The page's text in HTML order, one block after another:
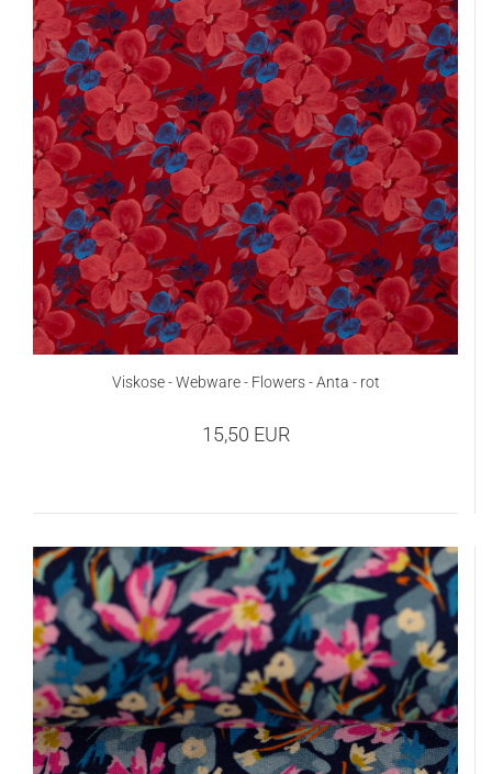
Viskose - Webware - Flowers - Anta - rot
15,50 EUR